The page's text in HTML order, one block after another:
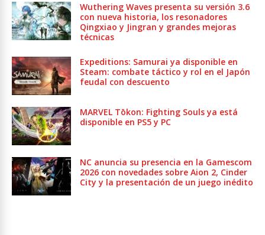
Wuthering Waves presenta su versión 3.6
con nueva historia, los resonadores
Qingxiao y Jingran y grandes mejoras
técnicas
Expeditions: Samurai ya disponible en
Steam: combate táctico y rol en el Japón
feudal con descuento
MARVEL Tōkon: Fighting Souls ya está
disponible en PS5 y PC
NC anuncia su presencia en la Gamescom
2026 con novedades sobre Aion 2, Cinder
City y la presentación de un juego inédito